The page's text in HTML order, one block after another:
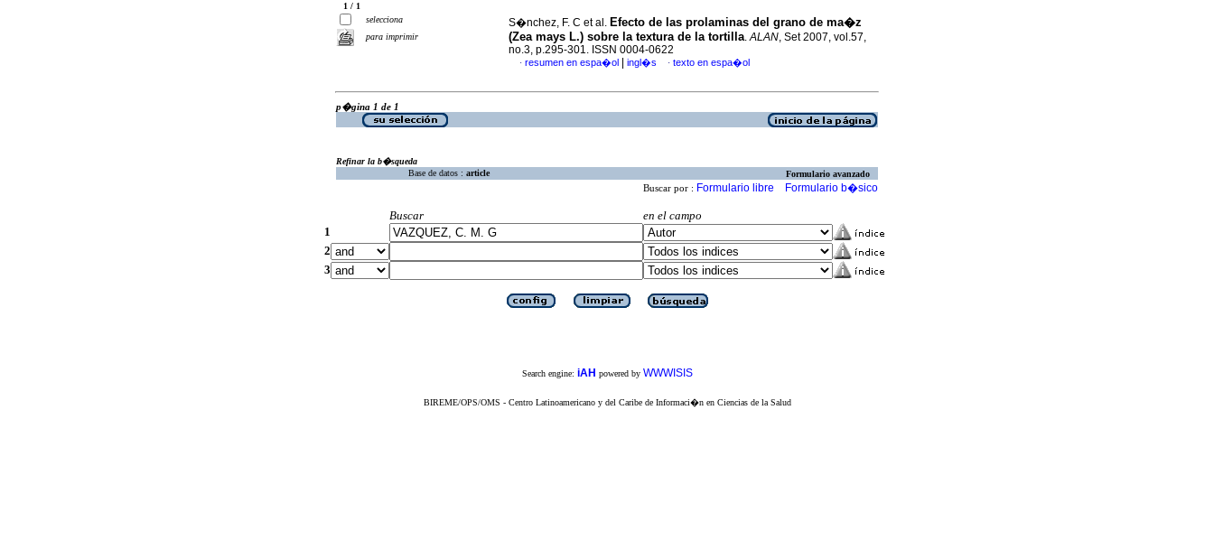
1 / 1
selecciona
para imprimir
S�nchez, F. C et al. Efecto de las prolaminas del grano de ma�z
(Zea mays L.) sobre la textura de la tortilla.ALAN, Set 2007, vol.57,
no.3, p.295-301. ISSN 0004-0622
· resumen en espa�ol ingl�s · texto en espa�ol
p�gina 1 de 1
Refinar la b�squeda
Base de datos : article Formulario avanzado
Buscar por : Formulario libre Formulario b�sico
Buscar
en el campo
1
2
3
Search engine: iAH powered by WWWISIS
BIREME/OPS/OMS - Centro Latinoamericano y del Caribe de Informaci�n en Ciencias de la Salud